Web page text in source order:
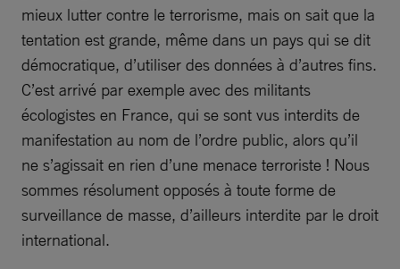
mieux lutter contre le terrorisme, mais on sait que la
tentation est grande, même dans un pays qui se dit
démocratique, d’utiliser des données à d’autres fins.
C’est arrivé par exemple avec des militants
écologistes en France, qui se sont vus interdits de
manifestation au nom de l’ordre public, alors qu’il
ne s’agissait en rien d’une menace terroriste ! Nous
sommes résolument opposés à toute forme de
surveillance de masse, d’ailleurs interdite par le droit
international.